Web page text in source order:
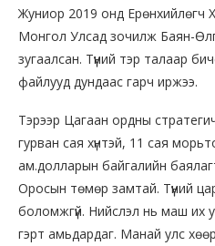
Жуниор 2019 онд Ерөнхийлөгч
Монгол Улсад зочилж Баян-
зугаалсан. Түүний тэр талаар
файлууд дундаас гарч иржээ.
Тэрээр Цагаан ордны
гурван сая хүнтэй, 11 сая
ам.долларын байгалийн
Оросын төмөр замтай. Түүний
боломжгүй. Нийслэл нь маш их
гэрт амьдардаг. Манай улс